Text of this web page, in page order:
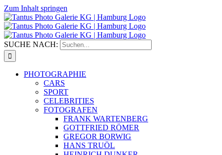
Zum Inhalt springen
SUCHE NACH:
PHOTOGRAPHIE
CARS
SPORT
CELEBRITIES
FOTOGRAFEN
FRANK WARTENBERG
GOTTFRIED RÖMER
GREGOR BORWIG
HANS TRUÖL